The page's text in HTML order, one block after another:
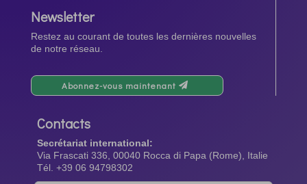
Newsletter
Restez au courant de toutes les dernières nouvelles
de notre réseau.
Abonnez-vous maintenant
Contacts
Secrétariat international:
Via Frascati 336, 00040 Rocca di Papa (Rome), Italie
Tél. +39 06 94798302